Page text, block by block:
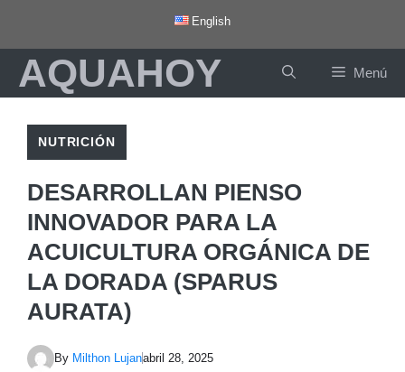
contenido
English
AQUAHOY Menú
NUTRICIÓN
DESARROLLAN PIENSO
INNOVADOR PARA LA
ACUICULTURA ORGÁNICA DE
LA DORADA (SPARUS
AURATA)
By Milthon Lujanabril 28, 2025